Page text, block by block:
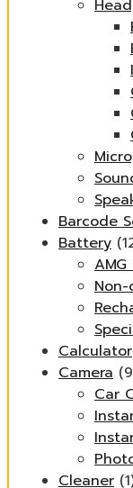
Barcode
Battery
Calculator
Camera
Car
Cleaner